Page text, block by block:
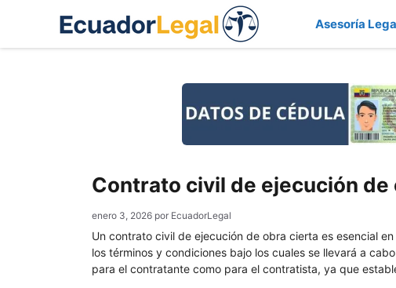
Asesoría
Contrato civil de ejecución
enero 3, 2026 por EcuadorLegal
Un contrato civil de ejecución de obra cierta es esencial
los términos y condiciones bajo los cuales se llevará a
para el contratante como para el contratista, ya que